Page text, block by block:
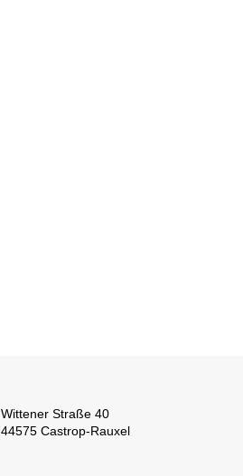
Wittener Straße 40
44575 Castrop-Rauxel